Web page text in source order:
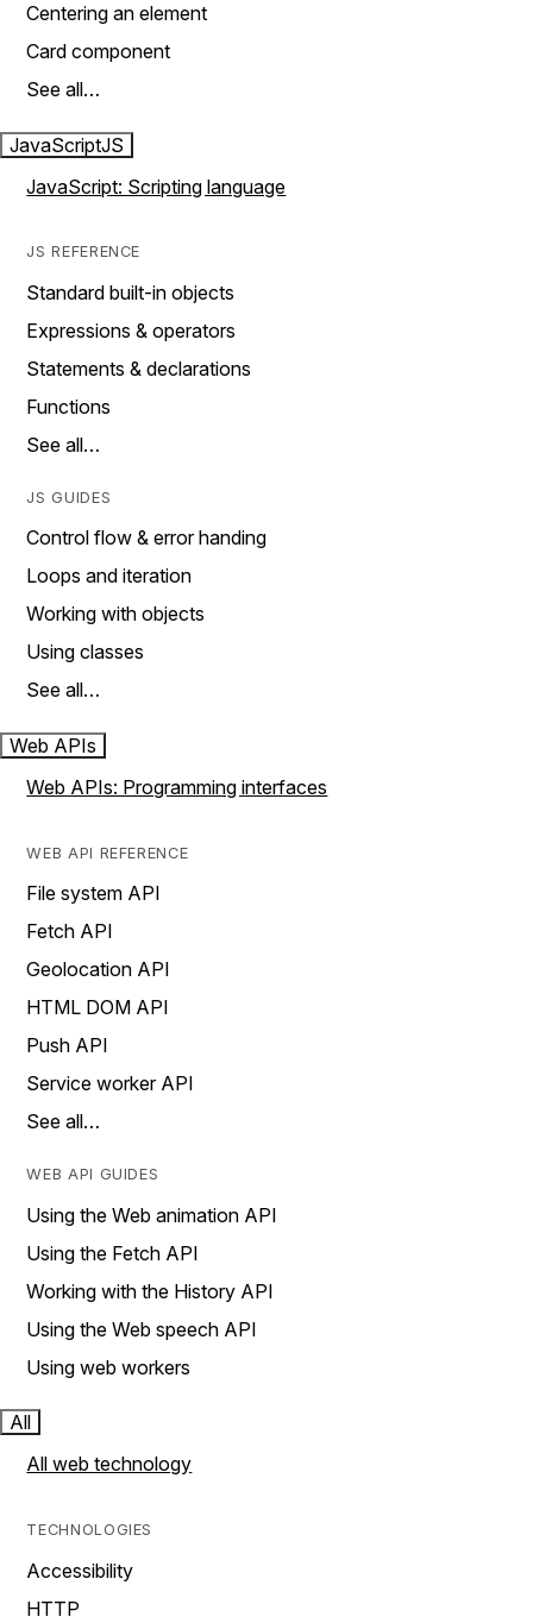
Centering an element
Card component
See all…
JavaScriptJS
JavaScript: Scripting language
JS REFERENCE
Standard built-in objects
Expressions & operators
Statements & declarations
Functions
See all…
JS GUIDES
Control flow & error handing
Loops and iteration
Working with objects
Using classes
See all…
Web APIs
Web APIs: Programming interfaces
WEB API REFERENCE
File system API
Fetch API
Geolocation API
HTML DOM API
Push API
Service worker API
See all…
WEB API GUIDES
Using the Web animation API
Using the Fetch API
Working with the History API
Using the Web speech API
Using web workers
All
All web technology
TECHNOLOGIES
Accessibility
HTTP